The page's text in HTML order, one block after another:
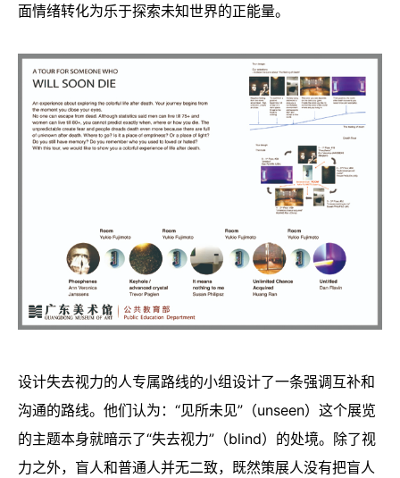
面情绪转化为乐于探索未知世界的正能量。
设计失去视力的人专属路线的小组设计了一条强调互补和
沟通的路线。他们认为：“见所未见”（unseen）这个展览
的主题本身就暗示了“失去视力”（blind）的处境。除了视
力之外，盲人和普通人并无二致，既然策展人没有把盲人